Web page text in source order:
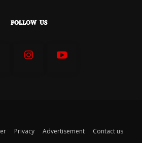
FOLLOW US
Privacy Advertisement Contact us